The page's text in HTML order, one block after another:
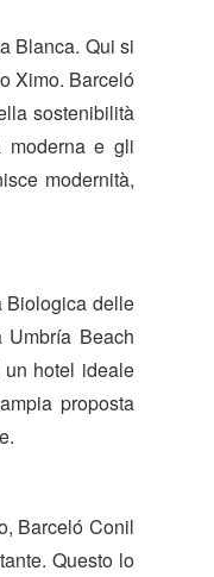
Blanca. Qui si
Ximo. Barceló
sostenibilità
moderna e gli
modernità,
Biologica delle
Beach
hotel ideale
proposta
Barceló Conil
Questo lo